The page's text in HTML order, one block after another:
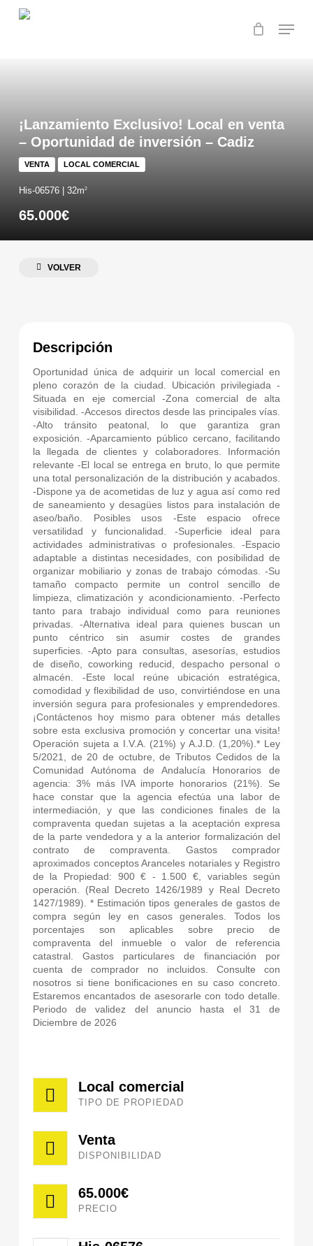
Skip
Menu
¡Lanzamiento Exclusivo! Local en venta
– Oportunidad de inversión – Cadiz
VENTA LOCAL COMERCIAL
His-06576 | 32m2
65.000€
VOLVER
Descripción
Oportunidad única de adquirir un local comercial en
pleno corazón de la ciudad. Ubicación privilegiada -
Situada en eje comercial -Zona comercial de alta
visibilidad. -Accesos directos desde las principales vías.
-Alto tránsito peatonal, lo que garantiza gran
exposición. -Aparcamiento público cercano, facilitando
la llegada de clientes y colaboradores. Información
relevante -El local se entrega en bruto, lo que permite
una total personalización de la distribución y acabados.
-Dispone ya de acometidas de luz y agua así como red
de saneamiento y desagües listos para instalación de
aseo/baño. Posibles usos -Este espacio ofrece
versatilidad y funcionalidad. -Superficie ideal para
actividades administrativas o profesionales. -Espacio
adaptable a distintas necesidades, con posibilidad de
organizar mobiliario y zonas de trabajo cómodas. -Su
tamaño compacto permite un control sencillo de
limpieza, climatización y acondicionamiento. -Perfecto
tanto para trabajo individual como para reuniones
privadas. -Alternativa ideal para quienes buscan un
punto céntrico sin asumir costes de grandes
superficies. -Apto para consultas, asesorías, estudios
de diseño, coworking reducid, despacho personal o
almacén. -Este local reúne ubicación estratégica,
comodidad y flexibilidad de uso, convirtiéndose en una
inversión segura para profesionales y emprendedores.
¡Contáctenos hoy mismo para obtener más detalles
sobre esta exclusiva promoción y concertar una visita!
Operación sujeta a I.V.A. (21%) y A.J.D. (1,20%).* Ley
5/2021, de 20 de octubre, de Tributos Cedidos de la
Comunidad Autónoma de Andalucía Honorarios de
agencia: 3% más IVA importe honorarios (21%). Se
hace constar que la agencia efectúa una labor de
intermediación, y que las condiciones finales de la
compraventa quedan sujetas a la aceptación expresa
de la parte vendedora y a la anterior formalización del
contrato de compraventa. Gastos comprador
aproximados conceptos Aranceles notariales y Registro
de la Propiedad: 900 € - 1.500 €, variables según
operación. (Real Decreto 1426/1989 y Real Decreto
1427/1989). * Estimación tipos generales de gastos de
compra según ley en casos generales. Todos los
porcentajes son aplicables sobre precio de
compraventa del inmueble o valor de referencia
catastral. Gastos particulares de financiación por
cuenta de comprador no incluidos. Consulte con
nosotros si tiene bonificaciones en su caso concreto.
Estaremos encantados de asesorarle con todo detalle.
Periodo de validez del anuncio hasta el 31 de
Diciembre de 2026
Local comercial
TIPO DE PROPIEDAD
Venta
DISPONIBILIDAD
65.000€
PRECIO